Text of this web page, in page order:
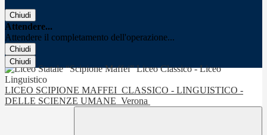
Chiudi
Attendere...
Attendere il completamento dell'operazione...
Chiudi
Chiudi
LICEO SCIPIONE MAFFEI CLASSICO - LINGUISTICO -
DELLE SCIENZE UMANE Verona